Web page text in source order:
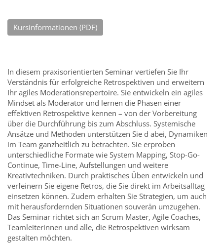
Kursinformationen (PDF)
In diesem praxisorientierten Seminar vertiefen Sie Ihr
Verständnis für erfolgreiche Retrospektiven und erweitern
Ihr agiles Moderationsrepertoire. Sie entwickeln ein agiles
Mindset als Moderator und lernen die Phasen einer
effektiven Retrospektive kennen – von der Vorbereitung
über die Durchführung bis zum Abschluss. Systemische
Ansätze und Methoden unterstützen Sie d abei, Dynamiken
im Team ganzheitlich zu betrachten. Sie erproben
unterschiedliche Formate wie System Mapping, Stop-Go-
Continue, Time-Line, Aufstellungen und weitere
Kreativtechniken. Durch praktisches Üben entwickeln und
verfeinern Sie eigene Retros, die Sie direkt im Arbeitsalltag
einsetzen können. Zudem erhalten Sie Strategien, um auch
mit herausfordernden Situationen souverän umzugehen.
Das Seminar richtet sich an Scrum Master, Agile Coaches,
Teamleiterinnen und alle, die Retrospektiven wirksam
gestalten möchten.